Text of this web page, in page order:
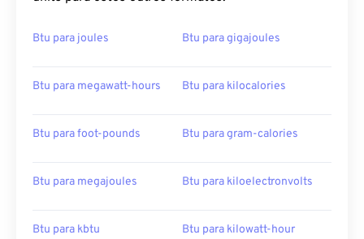
Btu para joules Btu para gigajoules
Btu para megawatt-hours Btu para kilocalories
Btu para foot-pounds Btu para gram-calories
Btu para megajoules Btu para kiloelectronvolts
Btu para kbtu Btu para kilowatt-hour